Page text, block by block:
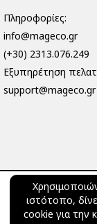
ιστότοπο,
cookie για την
Πληροφορίες:
info@mageco.gr
(+30) 2313.076.249
Eξυπηρέτηση
support@mageco.gr